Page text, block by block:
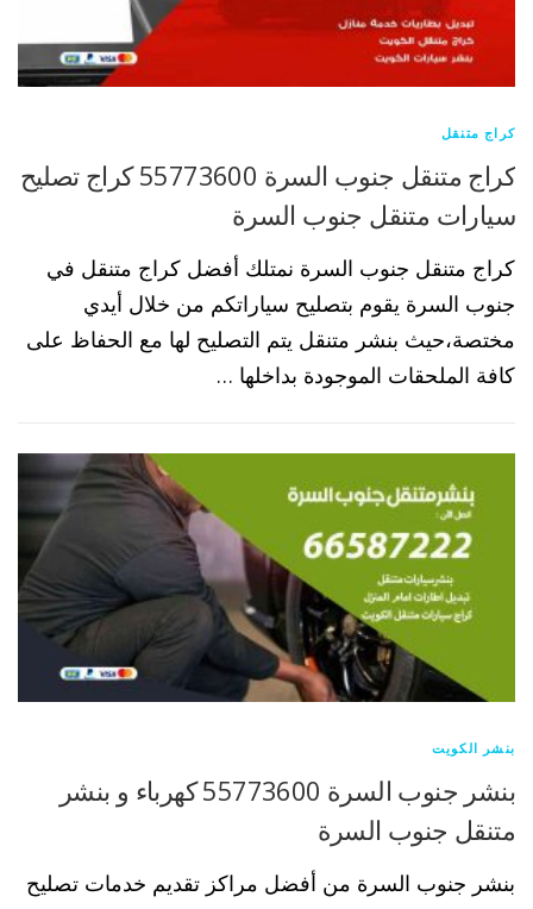
كراج متنقل
كراج متنقل جنوب السرة 55773600 كراج تصليح
سيارات متنقل جنوب السرة
كراج متنقل جنوب السرة نمتلك أفضل كراج متنقل في
جنوب السرة يقوم بتصليح سياراتكم من خلال أيدي
مختصة،حيث بنشر متنقل يتم التصليح لها مع الحفاظ على
كافة الملحقات الموجودة بداخلها …
بنشر الكويت
بنشر جنوب السرة 55773600 كهرباء و بنشر
متنقل جنوب السرة
بنشر جنوب السرة من أفضل مراكز تقديم خدمات تصليح